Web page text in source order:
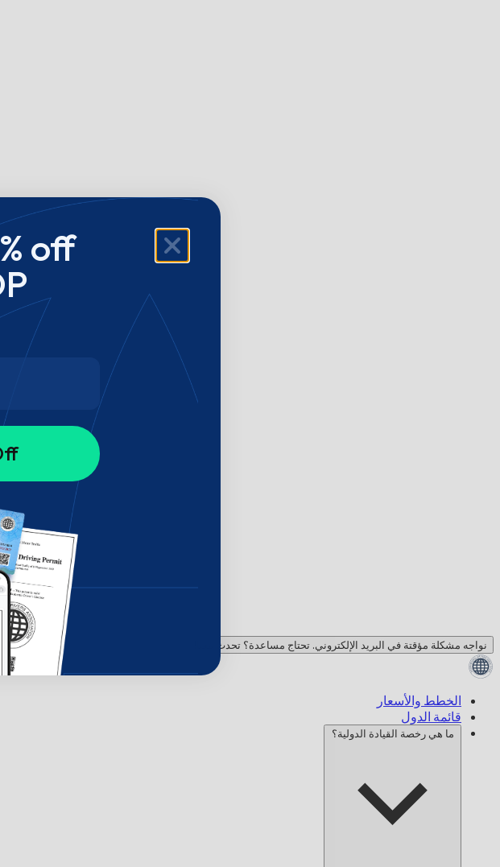
نواجه مشكلة مؤقتة في البريد الإلكتروني. تحتاج مساعدة؟ تحدث معنا!
الخطط والأسعار
قائمة الدول
ما هي رخصة القيادة الدولية؟
off